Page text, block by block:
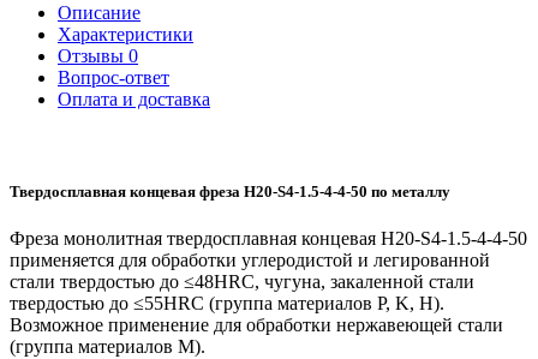
Описание
Характеристики
Отзывы 0
Вопрос-ответ
Оплата и доставка
Твердосплавная концевая фреза H20-S4-1.5-4-4-50 по металлу
Фреза монолитная твердосплавная концевая H20-S4-1.5-4-4-50
применяется для обработки углеродистой и легированной
стали твердостью до ≤48HRC, чугуна, закаленной стали
твердостью до ≤55HRC (группа материалов P, K, H).
Возможное применение для обработки нержавеющей стали
(группа материалов M).